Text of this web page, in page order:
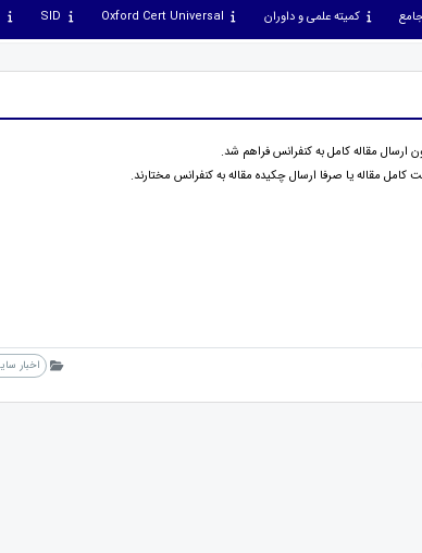
کمیته علمی و داوران Oxford Cert Universal
SID
ارسال مقاله کامل به کنفرانس فراهم شد.
مقاله یا صرفا ارسال چکیده مقاله به کنفرانس مختارند.
اخبار